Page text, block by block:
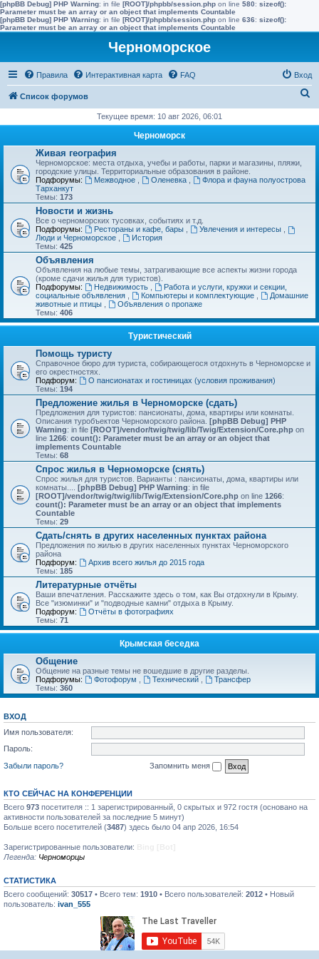
[phpBB Debug] PHP Warning: in file [ROOT]/phpbb/session.php on line 580: sizeof():
Parameter must be an array or an object that implements Countable
[phpBB Debug] PHP Warning: in file [ROOT]/phpbb/session.php on line 636: sizeof():
Parameter must be an array or an object that implements Countable
Черноморское
Правила Интерактивная карта FAQ Вход
Список форумов
с
Текущее время: 10 авг 2026, 06:01
Черноморск
Живая география
Черноморское: места отдыха, учебы и работы, парки и магазины, пляжи,
городские улицы. Территориальные образования в районе.
Подфорумы:
Межводное Оленевка
Флора и фауна полуострова
Тарханкут
Темы: 173
Новости и жизнь
Все о черноморских тусовках, событиях и т.д.
Подфорумы:
Рестораны и кафе, бары Увлечения и интересы
Люди и Черноморское
История
Темы: 425
Объявления
Объявления на любые темы, затрагивающие все аспекты жизни города
(кроме сдачи жилья для туристов).
Подфорумы:
Недвижимость
Работа и услуги, кружки и секции,
социальные объявления
Компьютеры и комплектующие
Домашние
животные и птицы
Объявления о пропаже
Темы: 406
Туристический
Помощь туристу
Справочное бюро для туриста, собирающегося отдохнуть в Черноморске и
его окрестностях.
Подфорум:
О пансионатах и гостиницах (условия проживания)
Темы: 194
Предложение жилья в Черноморске (сдать)
Предложения для туристов: пансионаты, дома, квартиры или комнаты.
Описания туробъектов Черноморского района. [phpBB Debug] PHP
Warning: in file [ROOT]/vendor/twig/twig/lib/Twig/Extension/Core.php on
line 1266: count(): Parameter must be an array or an object that
implements Countable
Темы: 68
Спрос жилья в Черноморске (снять)
Спрос жилья для туристов. Варианты : пансионаты, дома, квартиры или
комнаты.... [phpBB Debug] PHP Warning: in file
[ROOT]/vendor/twig/twig/lib/Twig/Extension/Core.php on line 1266:
count(): Parameter must be an array or an object that implements
Countable
Темы: 29
Сдать/снять в других населенных пунктах района
Предложения по жилью в других населенных пунктах Черноморского
района
Подфорум:
Архив всего жилья до 2015 года
Темы: 185
Литературные отчёты
Ваши впечатления. Расскажите здесь о том, как Вы отдохнули в Крыму.
Все "изюминки" и "подводные камни" отдыха в Крыму.
Подфорум:
Отчёты в фотографиях
Темы: 71
Крымская беседка
Общение
Общение на разные темы не вошедшие в другие разделы.
Подфорумы:
Фотофорум Технический
Трансфер
Темы: 360
ВХОД
Имя пользователя:
Пароль:
Забыли пароль?
Запомнить меня
КТО СЕЙЧАС НА КОНФЕРЕНЦИИ
Всего 973 посетителя :: 1 зарегистрированный, 0 скрытых и 972 гостя (основано на
активности пользователей за последние 5 минут)
Больше всего посетителей (3487) здесь было 04 апр 2026, 16:54
Зарегистрированные пользователи:
Легенда: Черноморцы
СТАТИСТИКА
Всего сообщений: 30517 • Всего тем: 1910 • Всего пользователей: 2012 • Новый
пользователь: ivan_555